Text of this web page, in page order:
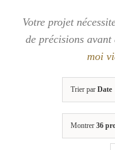
Votre projet
de précisions
moi
Trier par Date
Montrer 36